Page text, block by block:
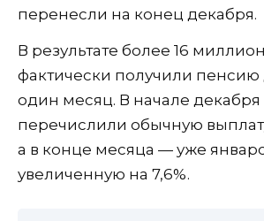
перенесли на конец декабря.
В результате более 16
фактически получили пенсию
один месяц. В начале
перечислили обычную
а в конце месяца — уже
увеличенную на 7,6%.